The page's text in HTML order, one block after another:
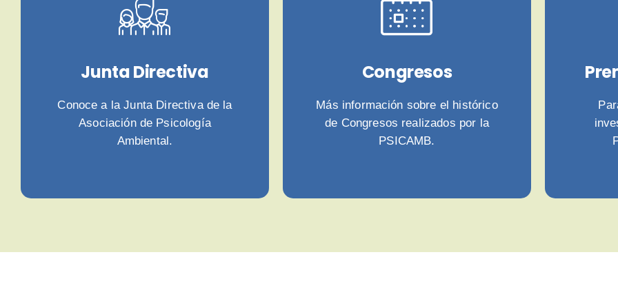
Junta Directiva
Conoce a la Junta Directiva de la
Asociación de Psicología
Ambiental.
Congresos
Más información sobre el histórico
de Congresos realizados por la
PSICAMB.